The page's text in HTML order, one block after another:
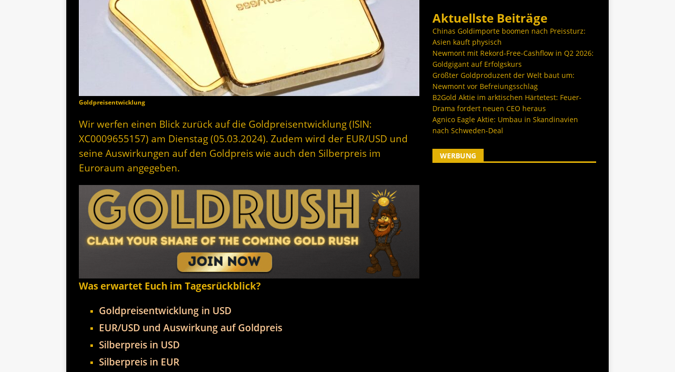
Goldpreisentwicklung
Wir werfen einen Blick zurück auf die Goldpreisentwicklung (ISIN:
XC0009655157) am Dienstag (05.03.2024). Zudem wird der EUR/USD und
seine Auswirkungen auf den Goldpreis wie auch den Silberpreis im
Euroraum angegeben.
Was erwartet Euch im Tagesrückblick?
Goldpreisentwicklung in USD
EUR/USD und Auswirkung auf Goldpreis
Silberpreis in USD
Silberpreis in EUR
Aktuellste Beiträge
Chinas Goldimporte boomen nach Preissturz:
Asien kauft physisch
Newmont mit Rekord-Free-Cashflow in Q2 2026:
Goldgigant auf Erfolgskurs
Größter Goldproduzent der Welt baut um:
Newmont vor Befreiungsschlag
B2Gold Aktie im arktischen Härtetest: Feuer-
Drama fordert neuen CEO heraus
Agnico Eagle Aktie: Umbau in Skandinavien
nach Schweden-Deal
WERBUNG